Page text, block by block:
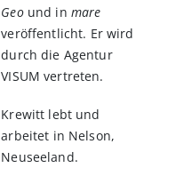
Geound in mare
veröffentlicht. Er wird
durch die Agentur
VISUM vertreten.
Krewitt lebt und
arbeitet in Nelson,
Neuseeland.